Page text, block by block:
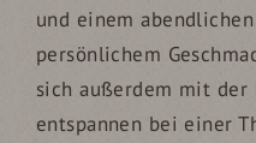
und einem
persönlichem
sich außerdem mit der
entspannen bei einer